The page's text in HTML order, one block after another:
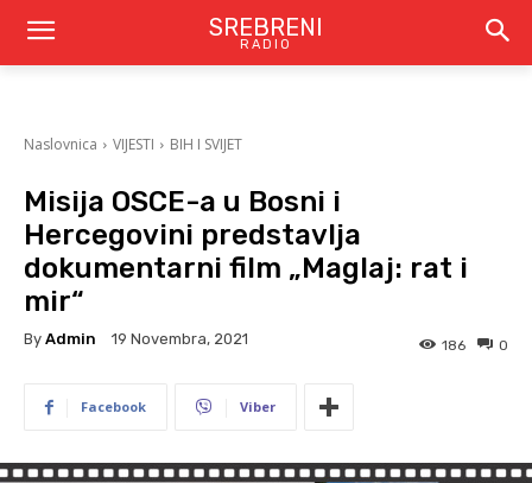
SREBRENI
RADIO
Naslovnica VIJESTI BIH I SVIJET
Misija OSCE-a u Bosni i
Hercegovini predstavlja
dokumentarni film „Maglaj: rat i
mir“
By Admin 19 Novembra, 2021 0
186
Facebook Viber